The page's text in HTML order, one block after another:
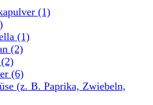
(1)
(1)
(2)
(2)
(6)
(z. B. Paprika, Zwiebeln,